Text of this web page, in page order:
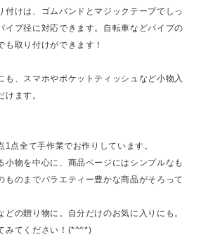
けは、ゴムバンドとマジックテープでしっ
イプ径に対応できます。自転車などパイプの
取り付けができます！
、スマホやポケットティッシュなど小物入
ます。
点全て手作業でお作りしています。
小物を中心に、商品ページにはシンプルなも
ものまでバラエティー豊かな商品がそろって
の贈り物に。自分だけのお気に入りにも。
みてください！(*^^*)